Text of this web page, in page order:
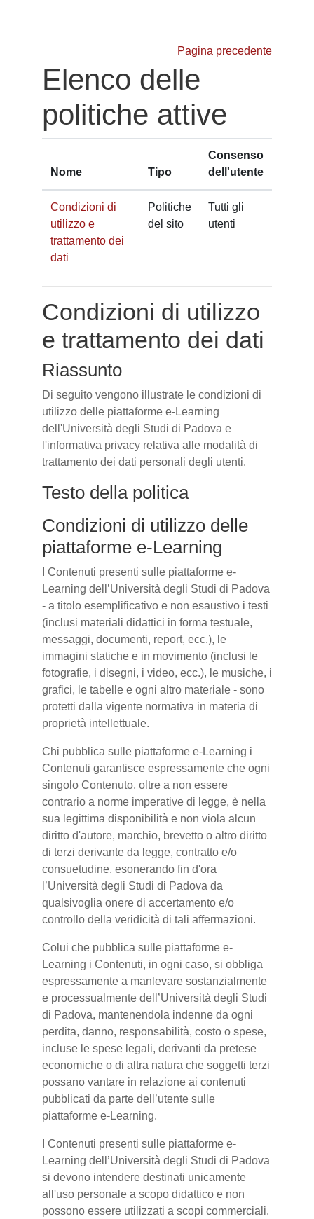
Pagina precedente
Elenco delle
politiche attive
Nome Tipo
Consenso
dell'utente
Condizioni di
utilizzo e
trattamento dei
dati
Politiche
del sito
Tutti gli
utenti
Condizioni di utilizzo
e trattamento dei dati
Riassunto
Di seguito vengono illustrate le condizioni di
utilizzo delle piattaforme e-Learning
dell'Università degli Studi di Padova e
l'informativa privacy relativa alle modalità di
trattamento dei dati personali degli utenti.
Testo della politica
Condizioni di utilizzo delle
piattaforme e-Learning
I Contenuti presenti sulle piattaforme e-
Learning dell’Università degli Studi di Padova
- a titolo esemplificativo e non esaustivo i testi
(inclusi materiali didattici in forma testuale,
messaggi, documenti, report, ecc.), le
immagini statiche e in movimento (inclusi le
fotografie, i disegni, i video, ecc.), le musiche, i
grafici, le tabelle e ogni altro materiale - sono
protetti dalla vigente normativa in materia di
proprietà intellettuale.
Chi pubblica sulle piattaforme e-Learning i
Contenuti garantisce espressamente che ogni
singolo Contenuto, oltre a non essere
contrario a norme imperative di legge, è nella
sua legittima disponibilità e non viola alcun
diritto d'autore, marchio, brevetto o altro diritto
di terzi derivante da legge, contratto e/o
consuetudine, esonerando fin d'ora
l’Università degli Studi di Padova da
qualsivoglia onere di accertamento e/o
controllo della veridicità di tali affermazioni.
Colui che pubblica sulle piattaforme e-
Learning i Contenuti, in ogni caso, si obbliga
espressamente a manlevare sostanzialmente
e processualmente dell’Università degli Studi
di Padova, mantenendola indenne da ogni
perdita, danno, responsabilità, costo o spese,
incluse le spese legali, derivanti da pretese
economiche o di altra natura che soggetti terzi
possano vantare in relazione ai contenuti
pubblicati da parte dell’utente sulle
piattaforme e-Learning.
I Contenuti presenti sulle piattaforme e-
Learning dell’Università degli Studi di Padova
si devono intendere destinati unicamente
all'uso personale a scopo didattico e non
possono essere utilizzati a scopi commerciali.